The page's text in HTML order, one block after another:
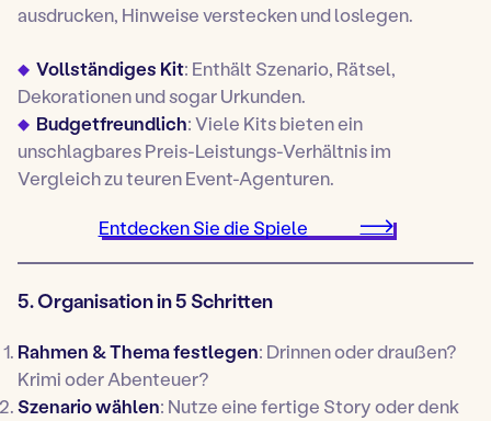
ausdrucken, Hinweise verstecken und loslegen.
Vollständiges Kit: Enthält Szenario, Rätsel,
Dekorationen und sogar Urkunden.
Budgetfreundlich: Viele Kits bieten ein
unschlagbares Preis-Leistungs-Verhältnis im
Vergleich zu teuren Event-Agenturen.
Entdecken Sie die Spiele
5. Organisation in 5 Schritten
Rahmen & Thema festlegen: Drinnen oder draußen?
Krimi oder Abenteuer?
Szenario wählen: Nutze eine fertige Story oder denk